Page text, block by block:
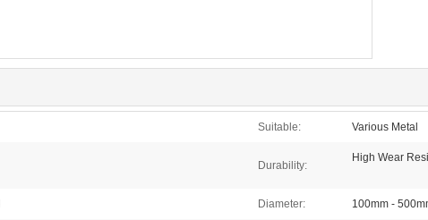
Suitable: Various Metal
Durability:
High Wear
Diameter: 100mm -